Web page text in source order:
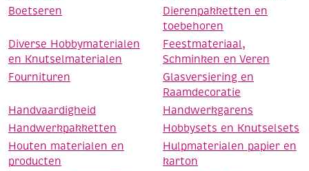
Boetseren
Dierenpakketten en
toebehoren
Diverse Hobbymaterialen
en Knutselmaterialen
Feestmateriaal,
Schminken en Veren
Fournituren
Glasversiering en
Raamdecoratie
Handvaardigheid
Handwerkgarens
Handwerkpakketten
Hobbysets en Knutselsets
Houten materialen en
producten
Hulpmaterialen papier en
karton